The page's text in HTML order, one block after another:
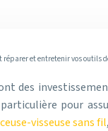
réparer et entretenir vos outils
des
pour
visseuse sans fil